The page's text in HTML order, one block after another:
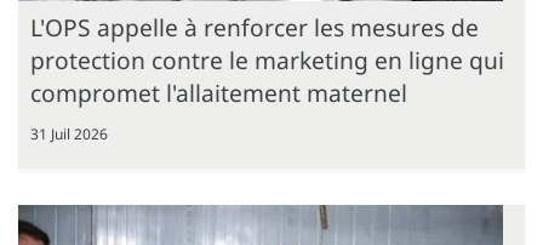
L'OPS appelle à renforcer les mesures de
protection contre le marketing en ligne qui
compromet l'allaitement maternel
31 Juil 2026